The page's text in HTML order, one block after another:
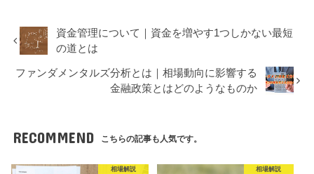
資金管理について｜資金を増やす1つしかない最短
の道とは
ファンダメンタルズ分析とは｜相場動向に影響する
金融政策とはどのようなものか
RECOMMEND こちらの記事も人気です。
相場解説 相場解説